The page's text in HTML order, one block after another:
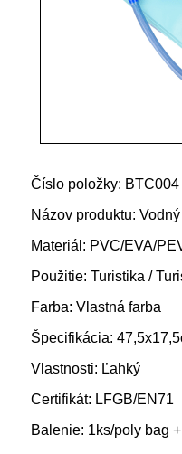
Číslo položky: BTC004
Názov produktu:
Materiál: PVC/EVA/
Použitie: Turistika /
Farba: Vlastná farba
Špecifikácia:
Vlastnosti: Ľahký
Certifikát: LFGB/EN71
Balenie: 1ks/poly bag